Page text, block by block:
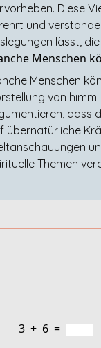
Diese
und
lässt,
Menschen
Menschen
von
dass
übernatürliche
Themen
3 + 6 =